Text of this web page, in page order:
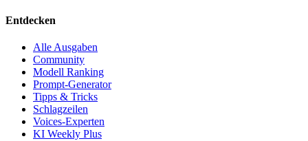
Entdecken
Alle Ausgaben
Community
Modell Ranking
Prompt-Generator
Tipps & Tricks
Schlagzeilen
Voices-Experten
KI Weekly Plus